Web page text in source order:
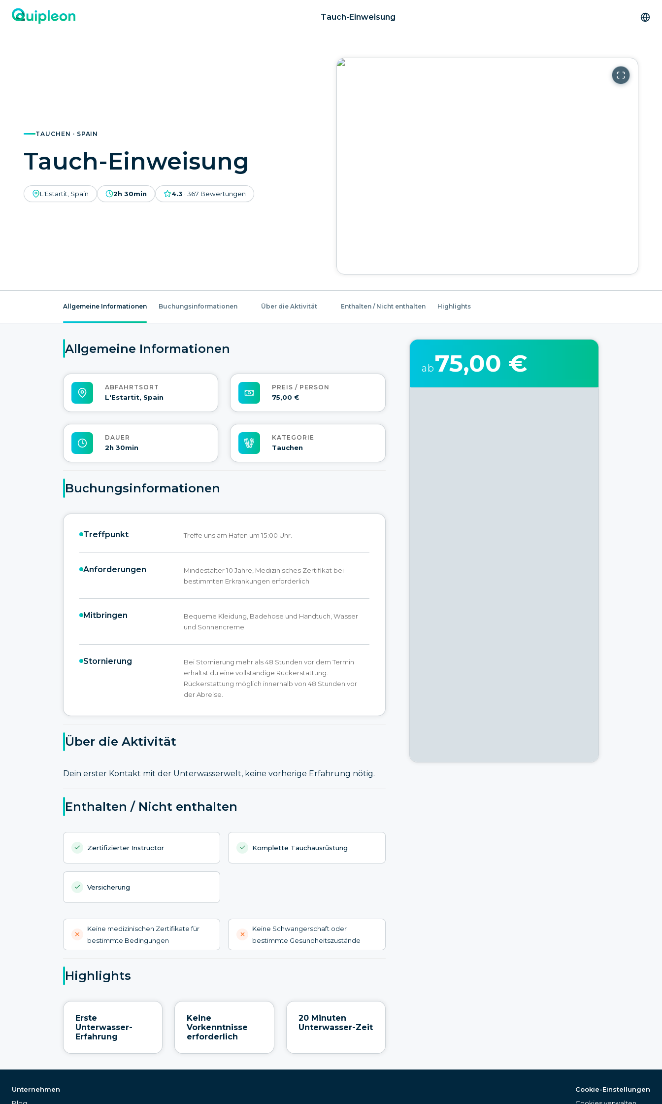
Tauch-Einweisung
TAUCHEN · SPAIN
Tauch-Einweisung
L'Estartit, Spain 2h 30min 4.3 · 367 Bewertungen
Allgemeine Informationen Buchungsinformationen Über die Aktivität Enthalten / Nicht enthalten Highlights
Allgemeine Informationen
ABFAHRTSORT
L'Estartit, Spain
PREIS / PERSON
75,00 €
DAUER
2h 30min
KATEGORIE
Tauchen
Buchungsinformationen
Treffpunkt Treffe uns am Hafen um 15:00 Uhr.
Anforderungen
Mindestalter 10 Jahre, Medizinisches Zertifikat bei
bestimmten Erkrankungen erforderlich
Mitbringen
Bequeme Kleidung, Badehose und Handtuch, Wasser
und Sonnencreme
Stornierung
Bei Stornierung mehr als 48 Stunden vor dem Termin
erhältst du eine vollständige Rückerstattung.
Rückerstattung möglich innerhalb von 48 Stunden vor
der Abreise.
Über die Aktivität
Dein erster Kontakt mit der Unterwasserwelt, keine vorherige Erfahrung nötig.
Enthalten / Nicht enthalten
Zertifizierter Instructor Komplette Tauchausrüstung
Versicherung
Keine medizinischen Zertifikate für
bestimmte Bedingungen
Keine Schwangerschaft oder
bestimmte Gesundheitszustände
Highlights
Erste
Unterwasser-
Erfahrung
Keine
Vorkenntnisse
erforderlich
20 Minuten
Unterwasser-Zeit
ab75,00 €
Unternehmen
Cookie-Einstellungen